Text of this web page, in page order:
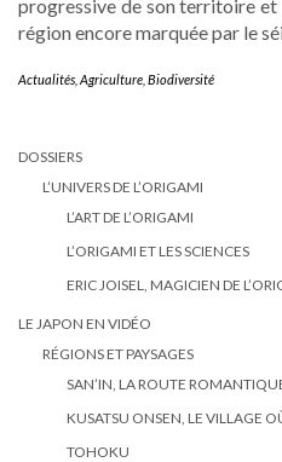
progressive de son territoire et
région encore marquée par le
Actualités Agriculture Biodiversité
DOSSIERS
L’UNIVERS DE L’ORIGAMI
L’ART DE L’ORIGAMI
L’ORIGAMI ET LES SCIENCES
ERIC JOISEL, MAGICIEN DE
LE JAPON EN VIDÉO
RÉGIONS ET PAYSAGES
SAN’IN, LA ROUTE
KUSATSU ONSEN, LE VILLAGE
TOHOKU